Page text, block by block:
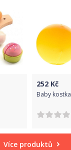
252 Kč
Více produktů